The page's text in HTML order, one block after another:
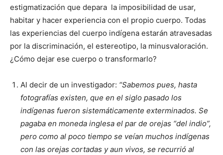
estigmatización que depara la imposibilidad de usar,
habitar y hacer experiencia con el propio cuerpo. Todas
las experiencias del cuerpo indígena estarán atravesadas
por la discriminación, el estereotipo, la minusvaloración.
¿Cómo dejar ese cuerpo o transformarlo?
Al decir de un investigador: “Sabemos pues, hasta
fotografías existen, que en el siglo pasado los
indígenas fueron sistemáticamente exterminados. Se
pagaba en moneda inglesa el par de orejas “del indio”,
pero como al poco tiempo se veían muchos indígenas
con las orejas cortadas y aun vivos, se recurrió al